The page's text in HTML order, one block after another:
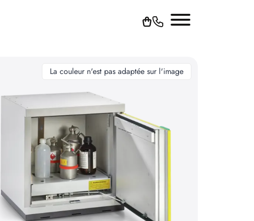
La couleur n'est pas adaptée sur l'image